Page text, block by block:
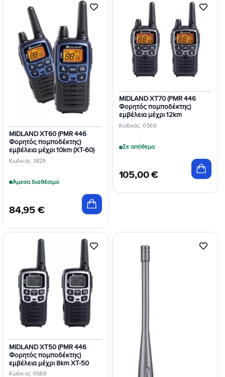
Προσθήκη
στη Λίστα
Επιθυμιών
Κωδικός: 3829
MIDLAND XT60 (PMR 446
Φορητός πομποδέκτης)
εμβέλεια μέχρι 10km (XT-60)
84,95 €
Άμεσα διαθέσιμο
Προσθήκη
στη Λίστα
Επιθυμιών
Κωδικός: 0569
MIDLAND XT70 (PMR 446
Φορητός πομποδέκτης)
εμβέλεια μέχρι 12km
105,00€
Σε απόθεμα
Προσθήκη
στη Λίστα
Επιθυμιών
Κωδικός: 0568
MIDLAND XT50 (PMR 446
Φορητός πομποδέκτης)
εμβέλεια μέχρι 8km XT-50